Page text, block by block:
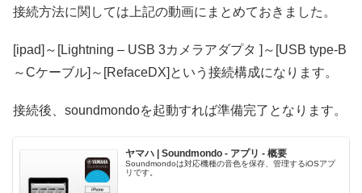
接続方法に関しては上記の動画にまとめておきました。
[ipad]～[Lightning – USB 3カメラアダプタ ]～[USB type-B
～Cケーブル]～[RefaceDX]という接続構成になります。
接続後、soundmondoを起動すれば準備完了となります。
ヤマハ | Soundmondo - アプリ - 概要
Soundmondoは対応機種の音色を保存、管理するiOSアプ
リです。